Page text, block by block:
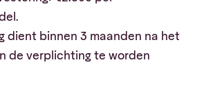
dient binnen 3 maanden na het
de verplichting te worden